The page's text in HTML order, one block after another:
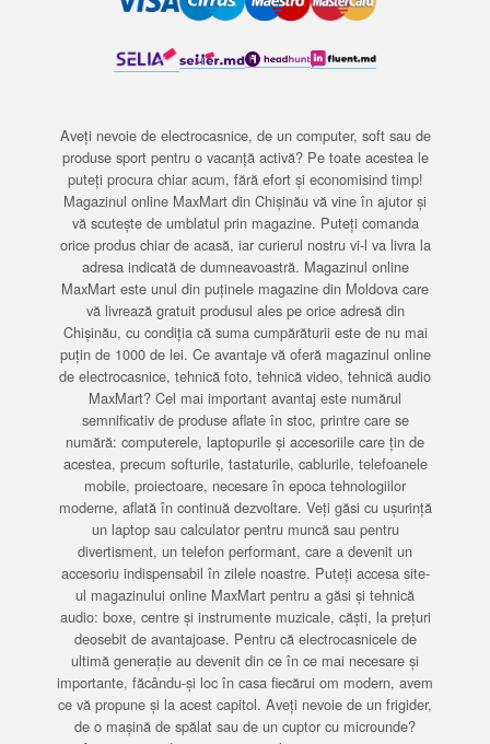
Aveți nevoie de electrocasnice, de un computer, soft sau de
produse sport pentru o vacanță activă? Pe toate acestea le
puteți procura chiar acum, fără efort și economisind timp!
Magazinul online MaxMart din Chișinău vă vine în ajutor și
vă scutește de umblatul prin magazine. Puteți comanda
orice produs chiar de acasă, iar curierul nostru vi-l va livra la
adresa indicată de dumneavoastră. Magazinul online
MaxMart este unul din puținele magazine din Moldova care
vă livrează gratuit produsul ales pe orice adresă din
Chișinău, cu condiția că suma cumpărăturii este de nu mai
puțin de 1000 de lei. Ce avantaje vă oferă magazinul online
de electrocasnice, tehnică foto, tehnică video, tehnică audio
MaxMart? Cel mai important avantaj este numărul
semnificativ de produse aflate în stoc, printre care se
numără: computerele, laptopurile și accesoriile care țin de
acestea, precum softurile, tastaturile, cablurile, telefoanele
mobile, proiectoare, necesare în epoca tehnologiilor
moderne, aflată în continuă dezvoltare. Veți găsi cu ușurință
un laptop sau calculator pentru muncă sau pentru
divertisment, un telefon performant, care a devenit un
accesoriu indispensabil în zilele noastre. Puteți accesa site-
ul magazinului online MaxMart pentru a găsi și tehnică
audio: boxe, centre și instrumente muzicale, căști, la prețuri
deosebit de avantajoase. Pentru că electrocasnicele de
ultimă generație au devenit din ce în ce mai necesare și
importante, făcându-și loc în casa fiecărui om modern, avem
ce vă propune și la acest capitol. Aveți nevoie de un frigider,
de o mașină de spălat sau de un cuptor cu microunde?